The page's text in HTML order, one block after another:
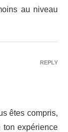
au niveau
êtes compris,
ton expérience
REPLY